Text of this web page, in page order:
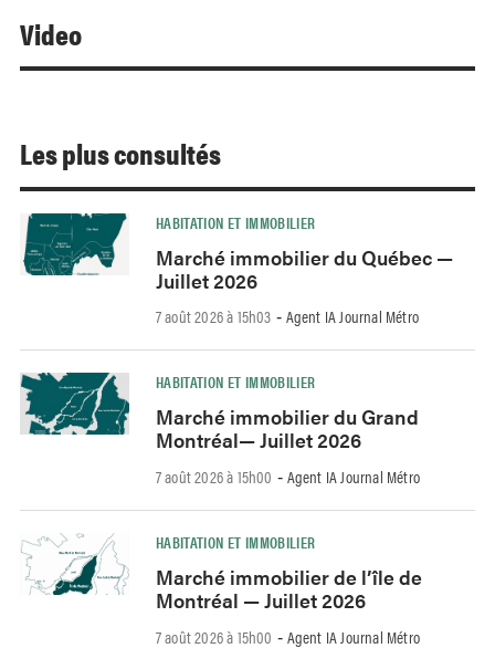
Video
Les plus consultés
HABITATION ET IMMOBILIER
Marché immobilier du Québec —
Juillet 2026
7 août 2026 à 15h03 - Agent IA Journal Métro
HABITATION ET IMMOBILIER
Marché immobilier du Grand
Montréal— Juillet 2026
7 août 2026 à 15h00 - Agent IA Journal Métro
HABITATION ET IMMOBILIER
Marché immobilier de l’île de
Montréal — Juillet 2026
7 août 2026 à 15h00 - Agent IA Journal Métro